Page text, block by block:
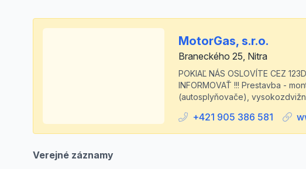
MotorGas, s.r.o.
Braneckého 25, Nitra
POKIAĽ NÁS OSLOVÍTE CEZ
INFORMOVAŤ !!! Prestavba -
(autosplyňovače),
+421 905 386 581
Verejné záznamy